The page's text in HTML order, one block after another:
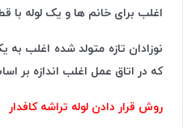
اغلب برای خانم ها و یک لوله با قطر ۸.۰ تا ۹.۰ میلی متر برای آقایان استفاده می
که در اتاق عمل اغلب اندازه
روش قرار دادن لوله تراشه کافدار